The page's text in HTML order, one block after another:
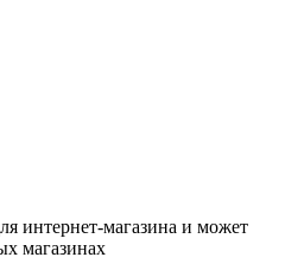
интернет-магазина и может
магазинах